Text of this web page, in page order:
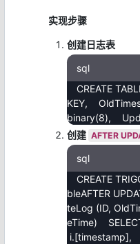
实现步骤
创建日志表
sql
CREATE
KEY,
binary(8),
创建 AFTER
sql
CREATE
bleAFTER
teLog (ID,
eTime)